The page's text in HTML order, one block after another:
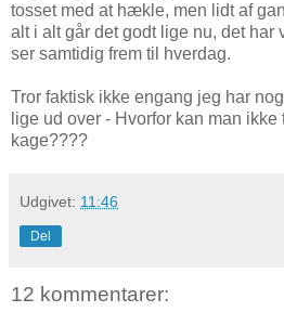
tosset med at hækle, men lidt af
alt i alt går det godt lige nu, det
ser samtidig frem til hverdag.
Tror faktisk ikke engang jeg har
lige ud over - Hvorfor kan man
kage????
Udgivet: 11:46
Del
12 kommentarer: